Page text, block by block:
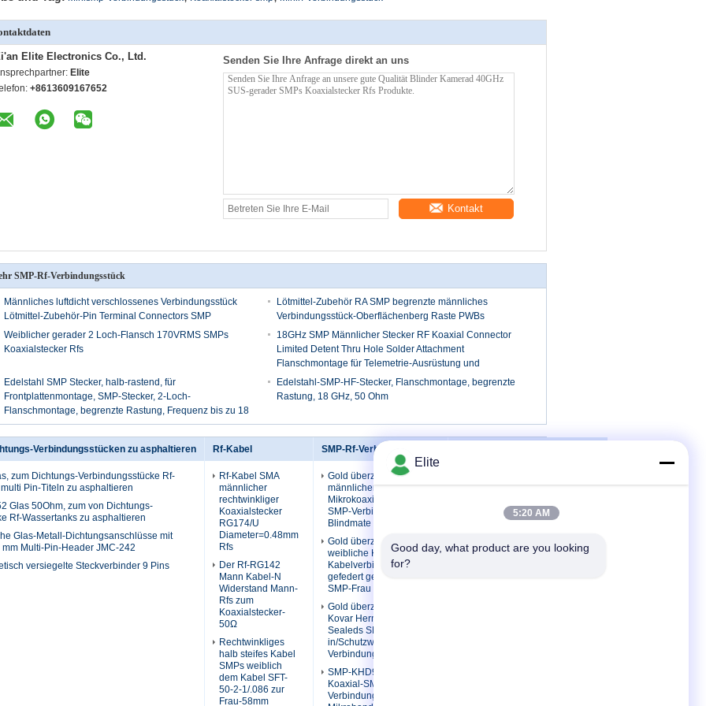
Elite Electronics Co., Ltd.
Elite
+8613609167652
Senden Sie Ihre Anfrage direkt an uns
Kontakt
SMP-Rf-Verbindungsstück
Männliches luftdicht verschlossenes Verbindungsstück
Lötmittel-Zubehör-Pin Terminal Connectors SMP
Lötmittel-Zubehör RA SMP begrenzte männliches
Verbindungsstück-Oberflächenberg Raste PWBs
Weiblicher gerader 2 Loch-Flansch 170VRMS SMPs
Koaxialstecker Rfs
18GHz SMP Männlicher Stecker RF Koaxial Connector
Limited Detent Thru Hole Solder Attachment
Flanschmontage für Telemetrie-Ausrüstung und
Radarsysteme
Edelstahl SMP Stecker, halb-rastend, für
Frontplattenmontage, SMP-Stecker, 2-Loch-
Flanschmontage, begrenzte Rastung, Frequenz bis zu 18
GHz
Edelstahl-SMP-HF-Stecker, Flanschmontage, begrenzte
Rastung, 18 GHz, 50 Ohm
Verbindungsstücken zu asphaltieren
zum Dichtungs-Verbindungsstücke Rf-
Pin-Titeln zu asphaltieren
Glas 50Ohm, zum von Dichtungs-
Rf-Wassertanks zu asphaltieren
Glas-Metall-Dichtungsanschlüsse mit
Multi-Pin-Header JMC-242
versiegelte Steckverbinder 9 Pins
Rf-Kabel
Rf-Kabel SMA
männlicher
rechtwinkliger
Koaxialstecker
RG174/U
Diameter=0.48mm
Rfs
Der Rf-RG142
Mann Kabel-N
Widerstand Mann-
Rfs zum
Koaxialstecker-
50Ω
Rechtwinkliges
halb steifes Kabel
SMPs weiblich
dem Kabel SFT-
50-2-1/.086 zur
Frau-58mm
SMP-Rf-Verbindungsstück
Gold überzogener Mini-
männlicher Falz-
Mikrokoaxialstecker
SMP-Verbindungsstücke
Blindmate
Gold überzogene
weibliche Kugel Rf-
Kabelverbinder SMPs
gefedert gerade zu
SMP-Frau
Gold überzog Mann
Kovar Hermetically
Sealeds SMP Faden-
in/Schutzwand tyle Rf-
Verbindungsstück
SMP-KHD9 weibliches
Koaxial-SMP Rf-
Verbindungsstück mit
Verbindung
Fordern Sie ein Zitat
Sitemap
Elite
5:20 AM
Good day, what product are you looking
for?